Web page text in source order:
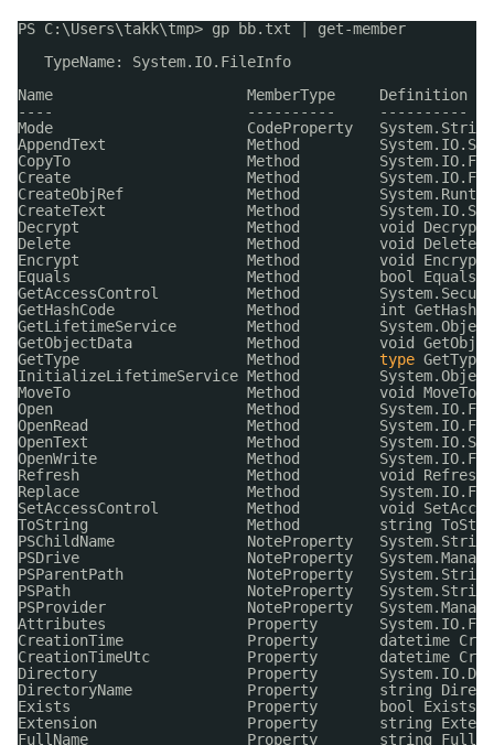
PS C:\Users\takk\tmp> gp bb.txt | get-member
TypeName: System.IO.FileInfo
Name
----
Mode                      CodeProperty
AppendText                Method
CopyTo                    Method
Create                    Method
CreateObjRef              Method
CreateText                Method
Decrypt                   Method
Delete                    Method
Encrypt                   Method
Equals                    Method         bool
GetAccessControl          Method
GetHashCode               Method
GetLifetimeService        Method
GetObjectData             Method         void
GetType                   Method type
InitializeLifetimeService Method
MoveTo                    Method         void
Open                      Method
OpenRead                  Method
OpenText                  Method
OpenWrite                 Method
Refresh                   Method
Replace                   Method
SetAccessControl          Method         void
ToString                  Method
PSChildName               NoteProperty
PSDrive                   NoteProperty
PSParentPath              NoteProperty
PSPath                    NoteProperty
PSProvider                NoteProperty
Attributes                Property
CreationTime              Property       datetime
CreationTimeUtc           Property       datetime
Directory                 Property
DirectoryName             Property
Exists                    Property
Extension                 Property
FullName                  Property